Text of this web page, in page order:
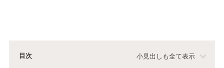
目次 小見出しも全て表示